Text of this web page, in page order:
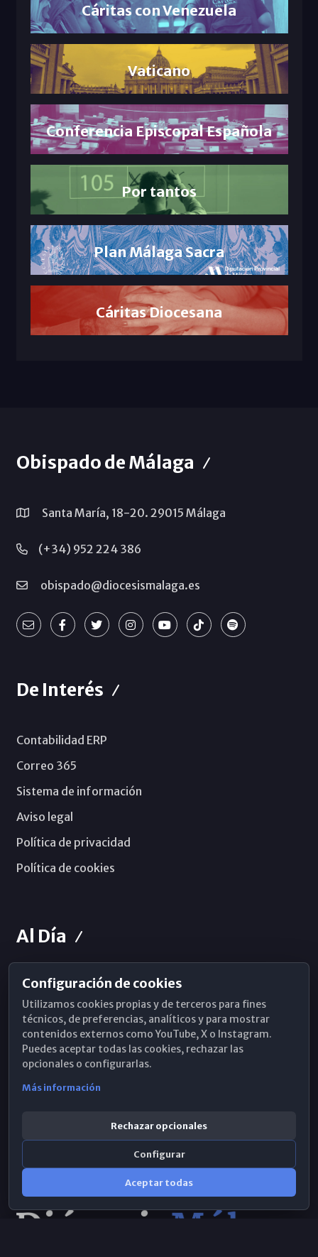
Cáritas con Venezuela
Vaticano
Conferencia Episcopal Española
Por tantos
Plan Málaga Sacra
Cáritas Diocesana
Obispado de Málaga
Santa María, 18-20. 29015 Málaga
(+34) 952 224 386
obispado@diocesismalaga.es
De Interés
Contabilidad ERP
Correo 365
Sistema de información
Aviso legal
Política de privacidad
Política de cookies
Al Día
Horarios de Misa
Hemeroteca
WhatsApp
Configuración de cookies
Utilizamos cookies propias y de terceros para fines
técnicos, de preferencias, analíticos y para mostrar
contenidos externos como YouTube, X o Instagram.
Puedes aceptar todas las cookies, rechazar las
opcionales o configurarlas.
Más información
Rechazar opcionales
Configurar
Aceptar todas